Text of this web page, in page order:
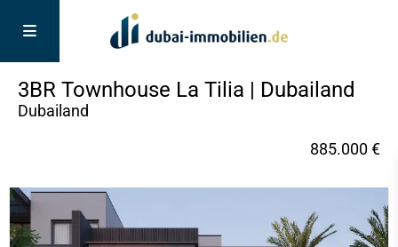
3BR Townhouse La Tilia | Dubailand
Dubailand
885.000 €